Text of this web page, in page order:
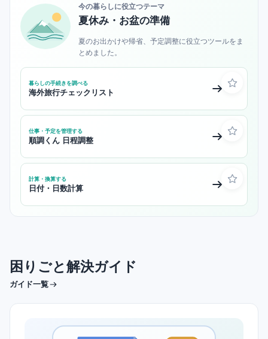
今の暮らしに役立つテーマ
夏休み・お盆の準備
夏のお出かけや帰省、予定調整に役立つツールをま
とめました。
暮らしの手続きを調べる
海外旅行チェックリスト
仕事・予定を管理する
順調くん 日程調整
計算・換算する
日付・日数計算
困りごと解決ガイド
ガイド一覧